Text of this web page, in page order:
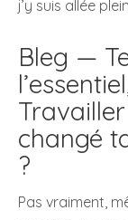
j’y suis allée
Bleg —
changé
?
Pas vraiment,